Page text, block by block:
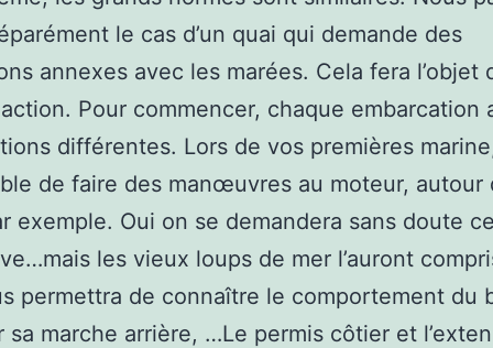
le cas d’un quai qui demande des
annexes avec les marées. Cela fera l’objet
Pour commencer, chaque embarcation
différentes. Lors de vos premières
de faire des manœuvres au moteur, autour
exemple. Oui on se demandera sans doute
les vieux loups de mer l’auront
permettra de connaître le comportement du
sa marche arrière, …Le permis côtier et